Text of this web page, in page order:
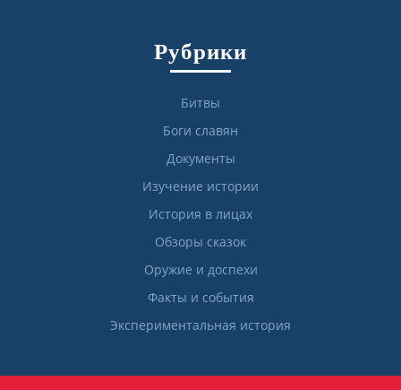
Рубрики
Битвы
Боги славян
Документы
Изучение истории
История в лицах
Обзоры сказок
Оружие и доспехи
Факты и события
Экспериментальная история